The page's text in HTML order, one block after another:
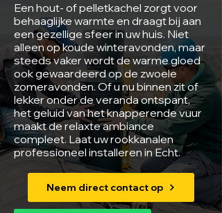
Een hout- of pelletkachel zorgt voor
behaaglijke warmte en draagt bij aan
een gezellige sfeer in uw huis. Niet
alleen op koude winteravonden, maar
steeds vaker wordt de warme gloed
ook gewaardeerd op de zwoele
zomeravonden. Of u nu binnen zit of
lekker onder de veranda ontspant,
het geluid van het knapperende vuur
maakt de relaxte ambiance
compleet. Laat uw rookkanalen
professioneel installeren in Echt.
Neem direct contact op